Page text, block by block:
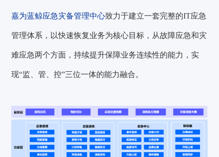
嘉为蓝鲸应急灾备管理中心致力于建立一套完整的IT应急
管理体系，以快速恢复业务为核心目标，从故障应急和灾
难应急两个方面，持续提升保障业务连续性的能力，实
现“监、管、控”三位一体的能力融合。